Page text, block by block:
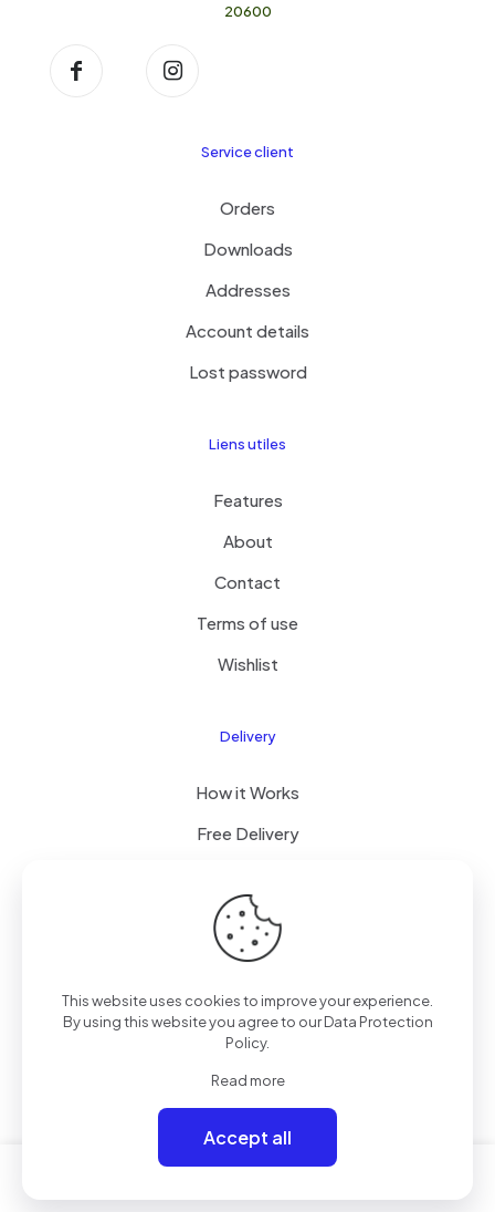
20600
Service client
Orders
Downloads
Addresses
Account details
Lost password
Liens utiles
Features
About
Contact
Terms of use
Wishlist
Delivery
How it Works
Free Delivery
© 2026 Boogi Store by JsTechnology
Reserved
0
This website uses cookies to improve your experience.
By using this website you agree to ourData Protection
Policy.
Read more
Accept all